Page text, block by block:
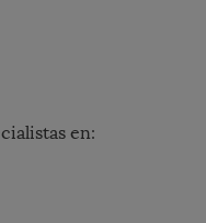
en: